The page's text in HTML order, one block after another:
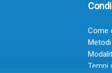
Come
Tempi